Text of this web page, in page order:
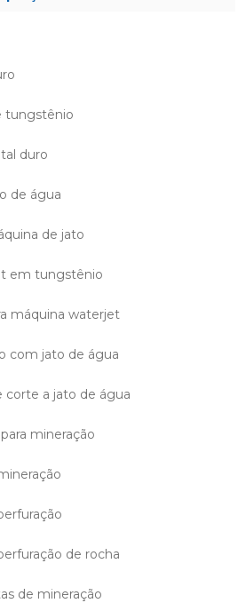
tungstênio
duro
de água
de jato
em tungstênio
máquina waterjet
com jato de água
corte a jato de água
mineração
de rocha
de mineração